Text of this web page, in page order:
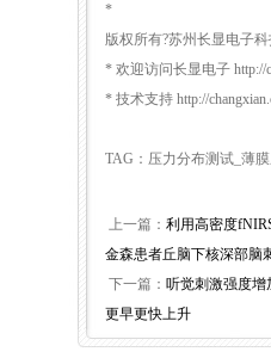
*
版权所有?苏州长显电子
* 欢迎访问长显电子 http://
* 技术支持 http://
TAG：压力分布测试_薄
上一篇： 利用高密度
金森患者丘脑下核深部脑
下一篇： 听觉刺激强度增
更早更快上升